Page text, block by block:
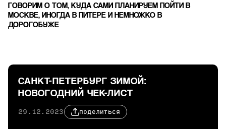
ГОВОРИМ О ТОМ, КУДА САМИ ПЛАНИРУЕМ ПОЙТИ В
МОСКВЕ, ИНОГДА В ПИТЕРЕ И НЕМНОЖКО В
ДОРОГОБУЖЕ
САНКТ-ПЕТЕРБУРГ ЗИМОЙ:
НОВОГОДНИЙ ЧЕК-ЛИСТ
29.12.2023 поделиться